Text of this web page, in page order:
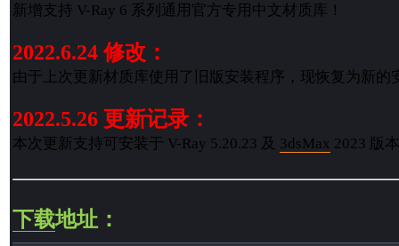
新增支持 V-Ray 6 系列通用官方专用中文材质库！
2022.6.24 修改：
由于上次更新材质库使用了旧版安装程序，现恢复为新的
2022.5.26 更新记录：
本次更新支持可安装于 V-Ray 5.20.23 及 3dsMax 2023 版
下载地址：